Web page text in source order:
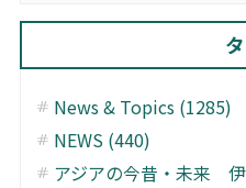
News & Topics (1285)
NEWS (440)
アジアの今昔・未来